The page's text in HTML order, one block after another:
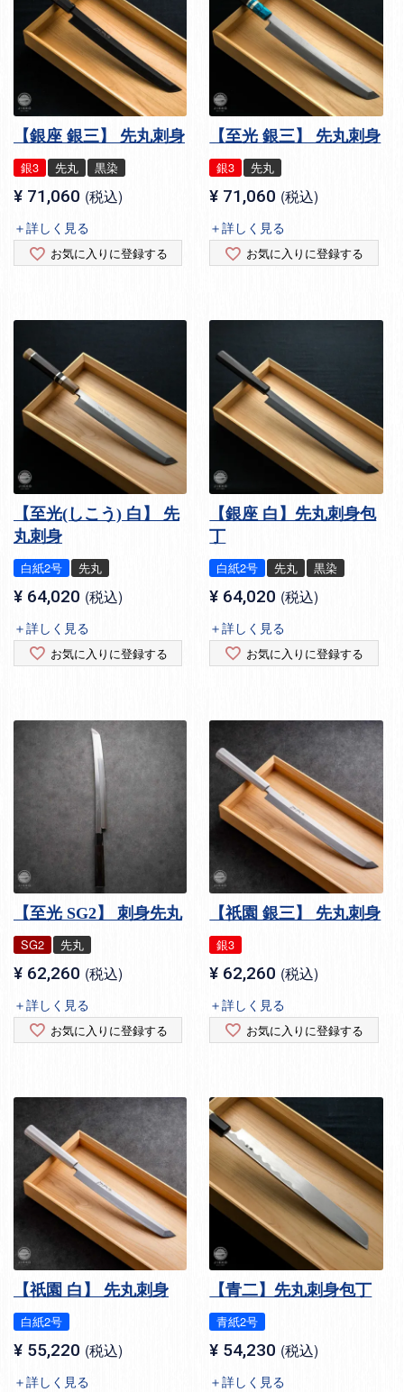
【銀座 銀三】 先丸刺身
銀3 先丸 黒染
¥ 71,060 税込
＋詳しく見る
お気に入りに登録する
【至光 銀三】 先丸刺身
銀3 先丸
¥ 71,060 税込
＋詳しく見る
お気に入りに登録する
【至光(しこう) 白】 先
丸刺身
白紙2号 先丸
¥ 64,020 税込
＋詳しく見る
お気に入りに登録する
【銀座 白】先丸刺身包
丁
白紙2号 先丸 黒染
¥ 64,020 税込
＋詳しく見る
お気に入りに登録する
【至光 SG2】 刺身先丸
SG2 先丸
¥ 62,260 税込
＋詳しく見る
お気に入りに登録する
【祇園 銀三】 先丸刺身
銀3
¥ 62,260 税込
＋詳しく見る
お気に入りに登録する
【祇園 白】 先丸刺身
白紙2号
¥ 55,220 税込
＋詳しく見る
【青二】先丸刺身包丁
青紙2号
¥ 54,230 税込
＋詳しく見る